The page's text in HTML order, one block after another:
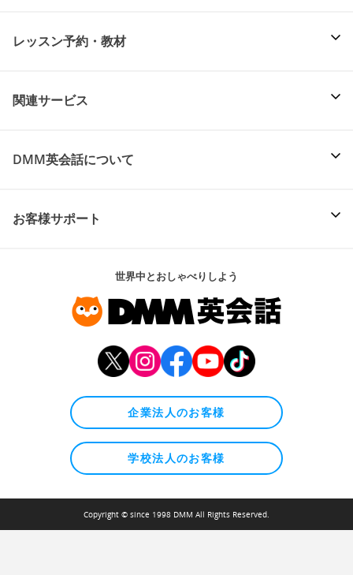
レッスン予約・教材
関連サービス
DMM英会話について
お客様サポート
世界中とおしゃべりしよう
企業法人のお客様
学校法人のお客様
Copyright © since 1998 DMM All Rights Reserved.